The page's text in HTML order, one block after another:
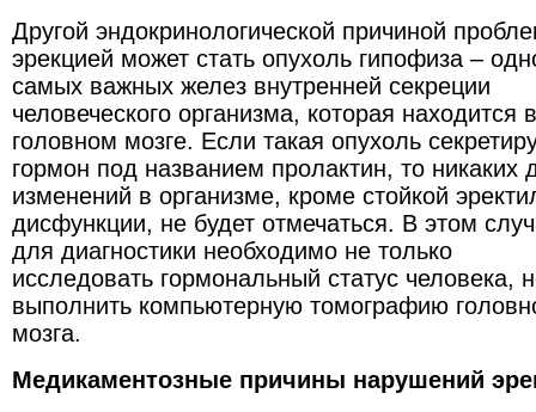
Другой эндокринологической причиной
эрекцией может стать опухоль гипофиза –
самых важных желез внутренней секреции
человеческого организма, которая находится в
головном мозге. Если такая опухоль
гормон под названием пролактин, то никаких
изменений в организме, кроме стойкой
дисфункции, не будет отмечаться. В этом
для диагностики необходимо не только
исследовать гормональный статус человека,
выполнить компьютерную томографию
мозга.
Медикаментозные причины нарушений